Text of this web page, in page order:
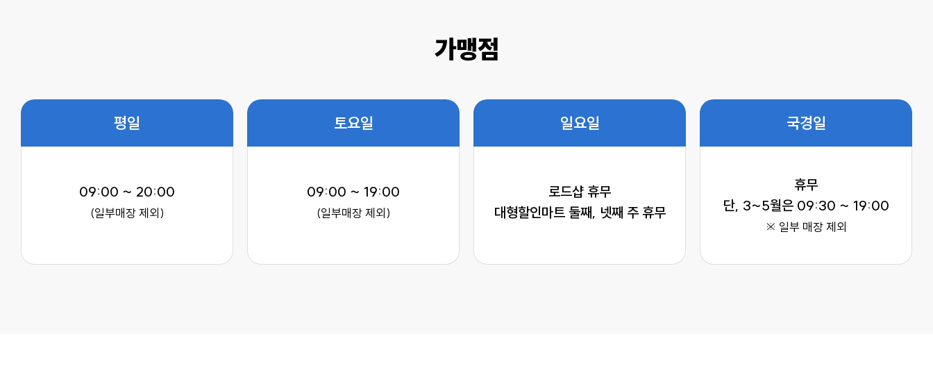
가맹점
평일
09:00 ~ 20:00
(일부매장 제외)
토요일
09:00 ~ 19:00
(일부매장 제외)
일요일
로드샵 휴무
대형할인마트 둘째, 넷째 주 휴무
국경일
휴무
단, 3~5월은 09:30 ~ 19:00
※ 일부 매장 제외